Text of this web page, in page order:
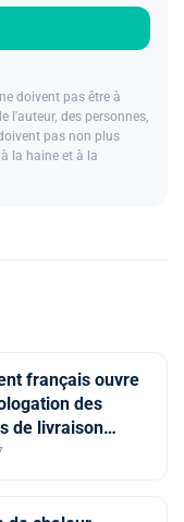
doivent pas être à
l'auteur, des personnes,
pas non plus
la haine et à la
français ouvre
des
de livraison